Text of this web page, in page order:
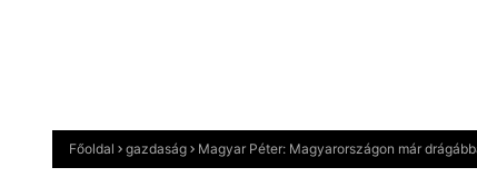
Főoldal gazdaság Magyar Péter: Magyarországon már